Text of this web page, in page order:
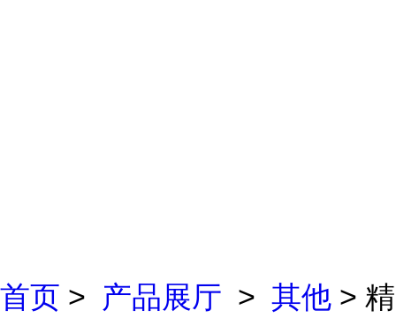
首页 > 产品展厅 > 其他 > 精